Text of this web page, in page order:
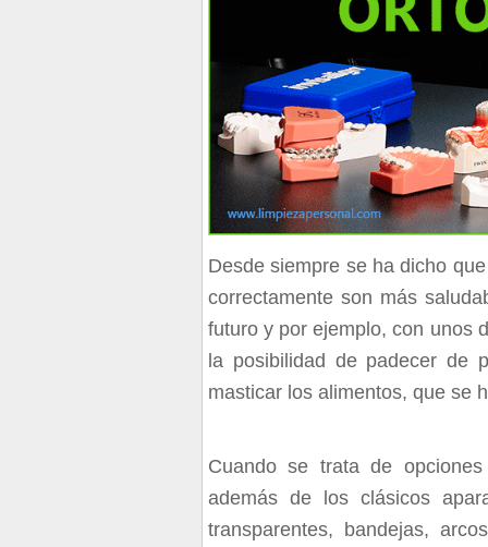
Desde siempre se ha dicho
correctamente son más
futuro y por ejemplo, con unos
la posibilidad de padecer de
masticar los alimentos, que se
Cuando se trata de
además de los clásicos
transparentes, bandejas,